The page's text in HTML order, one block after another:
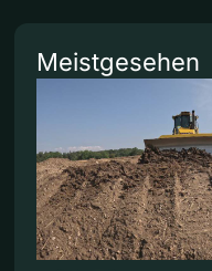
Meistgesehen